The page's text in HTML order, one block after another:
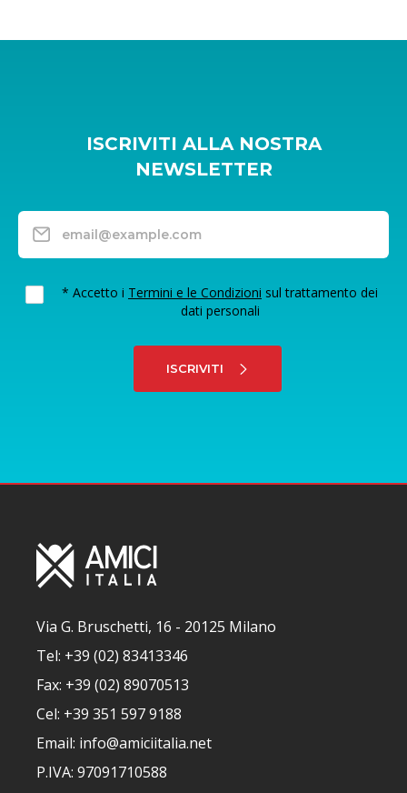
ISCRIVITI ALLA NOSTRA
NEWSLETTER
* Accetto i Termini e le Condizioni sul trattamento dei
dati personali
ISCRIVITI
Via G. Bruschetti, 16 - 20125 Milano
Tel: +39 (02) 83413346
Fax: +39 (02) 89070513
Cel: +39 351 597 9188
Email: info@amiciitalia.net
P.IVA: 97091710588